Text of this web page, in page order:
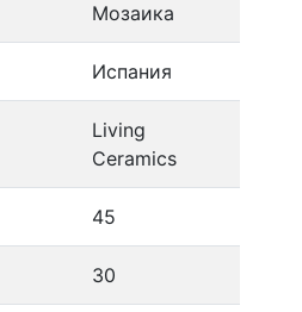
Мозаика
Испания
Living
Ceramics
45
30